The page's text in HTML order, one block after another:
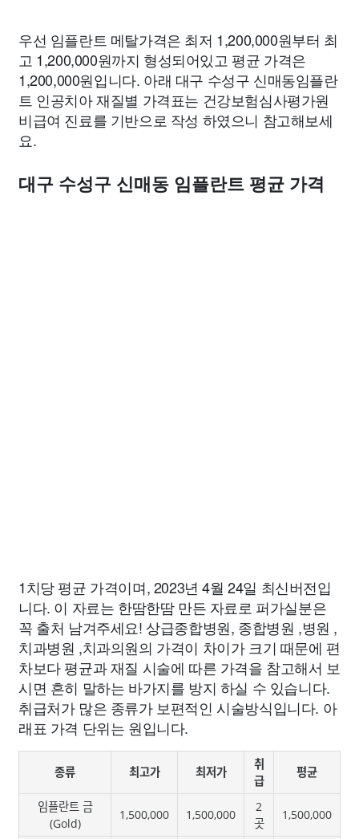
우선 임플란트 메탈가격은 최저 1,200,000원부터 최
고 1,200,000원까지 형성되어있고 평균 가격은
1,200,000원입니다. 아래 대구 수성구 신매동임플란
트 인공치아 재질별 가격표는 건강보험심사평가원
비급여 진료를 기반으로 작성 하였으니 참고해보세
요.
대구 수성구 신매동 임플란트 평균 가격
1치당 평균 가격이며, 2023년 4월 24일 최신버전입
니다. 이 자료는 한땀한땀 만든 자료로 퍼가실분은
꼭 출처 남겨주세요! 상급종합병원, 종합병원 ,병원 ,
치과병원 ,치과의원의 가격이 차이가 크기 때문에 편
차보다 평균과 재질 시술에 따른 가격을 참고해서 보
시면 흔히 말하는 바가지를 방지 하실 수 있습니다.
취급처가 많은 종류가 보편적인 시술방식입니다. 아
래표 가격 단위는 원입니다.
종류 최고가 최저가
취
급
평균
임플란트 금
(Gold)
1,500,000 1,500,000
2
곳
1,500,000